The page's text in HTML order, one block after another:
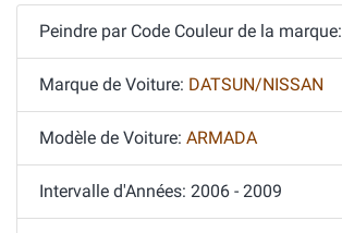
Peindre par Code Couleur de la marque:
Marque de Voiture: DATSUN/NISSAN
Modèle de Voiture: ARMADA
Intervalle d'Années: 2006 - 2009